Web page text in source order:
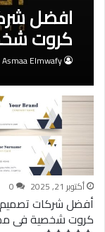
افضل
كروت
Asmaa Elmwafy
أكتوبر 21, 2025 0
أفضل شركات
كروت شخصية فى